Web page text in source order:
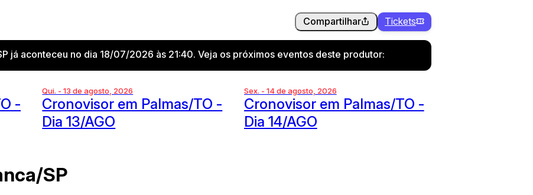
Compartilhar Tickets
já aconteceu no dia 18/07/2026 às 21:40. Veja os próximos eventos deste produtor:
-
Qui. - 13 de agosto, 2026
Cronovisor em Palmas/TO -
Dia 13/AGO
Sex. - 14 de agosto, 2026
Cronovisor em Palmas/TO -
Dia 14/AGO
SP